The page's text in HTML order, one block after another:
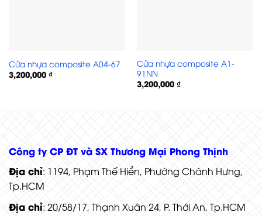
Cửa nhựa composite A04-67
3,200,000 ₫
Cửa nhựa composite A1-
91NN
3,200,000 ₫
Công ty CP ĐT và SX Thương Mại Phong Thịnh
Địa chỉ: 1194, Phạm Thế Hiển, Phường Chánh Hưng,
Tp.HCM
Địa chỉ: 20/58/17, Thạnh Xuân 24, P. Thới An, Tp.HCM